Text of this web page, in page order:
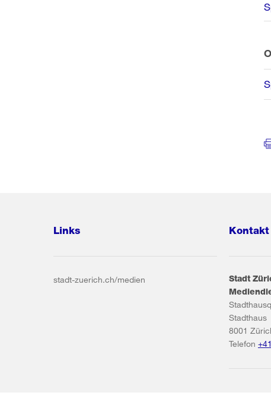
Links
stadt-zuerich.ch/medien
Kontakt
Stadt
Stadthaus
8001
Telefon